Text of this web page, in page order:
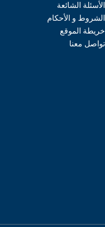
الأسئلة الشائعة
الشروط و الأحكام
خريطة الموقع
تواصل معنا